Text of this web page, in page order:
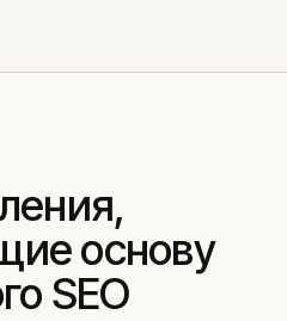
основу
SEO